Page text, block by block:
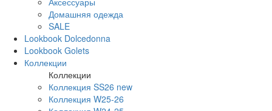
Домашняя одежда
SALE
Lookbook Dolcedonna
Lookbook Golets
Коллекции
Коллекции
Коллекция SS26 new
Коллекция W25-26